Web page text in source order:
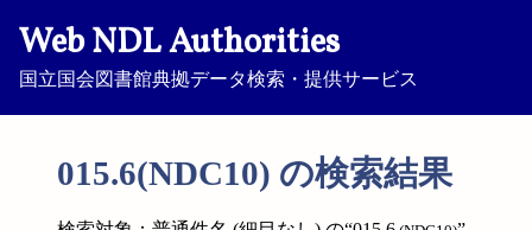
Web NDL Authorities
国立国会図書館典拠データ検索・提供サービス
015.6(NDC10) の検索結果